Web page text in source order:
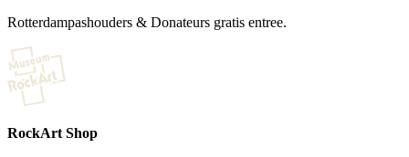
Rotterdampashouders & Donateurs gratis entree.
RockArt Shop